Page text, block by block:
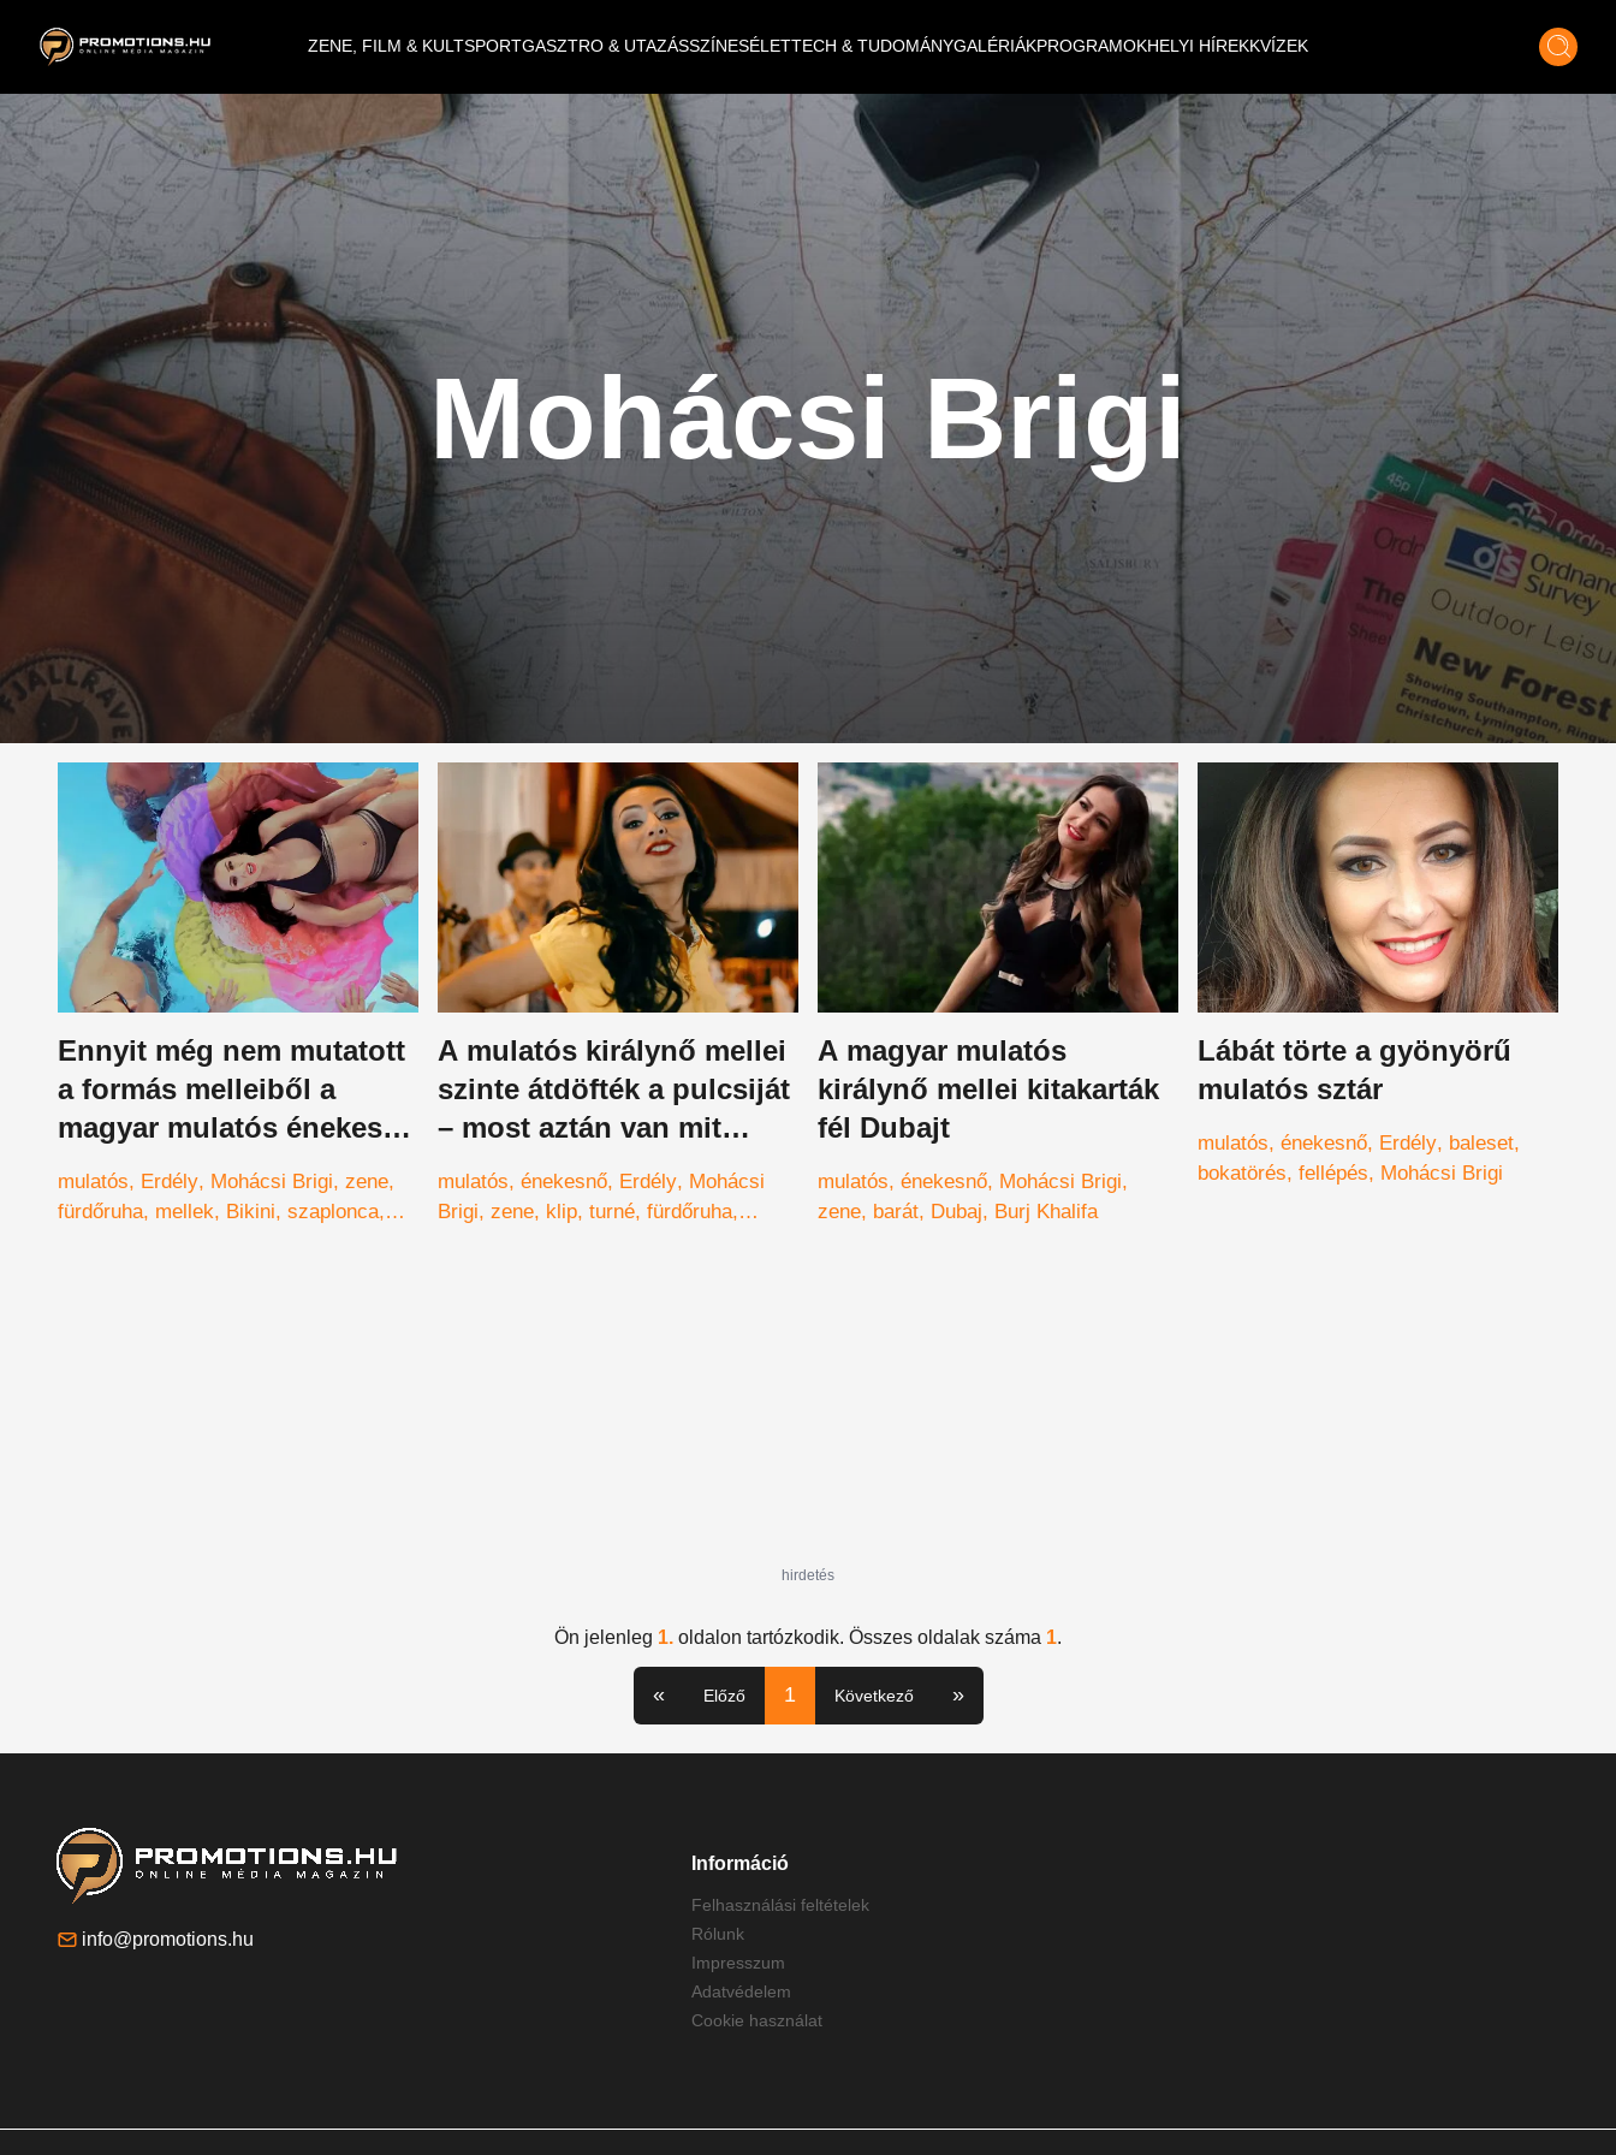
ZENE, FILM & KULTSPORTGASZTRO & UTAZÁSSZÍNESÉLETTECH & TUDOMÁNYGALÉRIÁKPROGRAMOKHELYI HÍREKKVÍZEK
Mohácsi Brigi
Ennyit még nem mutatott
a formás melleiből a
magyar mulatós énekesnő
– hirtelen nagyon
melegünk lett
mulatós Erdély Mohácsi Brigi zene
fürdőruha mellek Bikini szaplonca
A mulatós királynő mellei
szinte átdöfték a pulcsiját
– most aztán van mit
nézni!
mulatós énekesnő Erdély Mohácsi
Brigi zene klip turné fürdőruha
A magyar mulatós
királynő mellei kitakarták
fél Dubajt
mulatós énekesnő Mohácsi Brigi
zene barát Dubaj Burj Khalifa
Lábát törte a gyönyörű
mulatós sztár
mulatós énekesnő Erdély baleset
bokatörés fellépés Mohácsi Brigi
hirdetés
Ön jelenleg 1. oldalon tartózkodik. Összes oldalak száma 1.
« Előző 1 Következő »
info@promotions.hu
Információ
Felhasználási feltételek
Rólunk
Impresszum
Adatvédelem
Cookie használat